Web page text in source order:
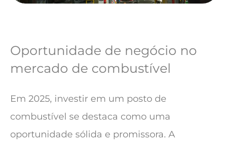
Oportunidade de negócio no
mercado de combustível
Em 2025, investir em um posto de
combustível se destaca como uma
oportunidade sólida e promissora. A